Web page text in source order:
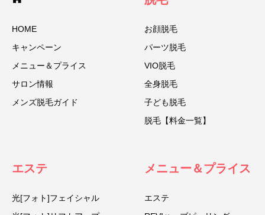
HOME
キャンペーン
メニュー＆プライス
サロン情報
メンズ脱毛ガイド
お顔脱毛
パーツ脱毛
VIO脱毛
全身脱毛
子ども脱毛
脱毛【料金一覧】
エステ
光[フォト]フェイシャル
メニュー＆プライス
エステ